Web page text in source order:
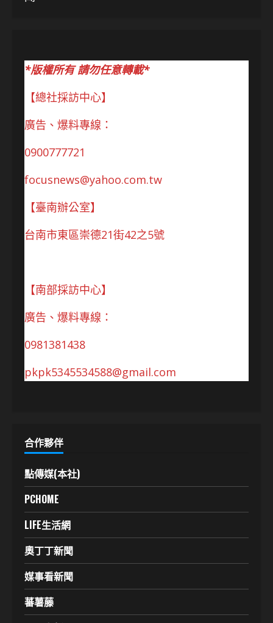
*版權所有 請勿任意轉載*
【總社採訪中心】
廣告、爆料專線：
0900777721
focusnews@yahoo.com.tw
【臺南辦公室】
台南市東區崇德21街42之5號
【南部採訪中心】
廣告、爆料專線：
0981381438
pkpk5345534588@gmail.com
合作夥伴
點傳媒(本社)
PCHOME
LIFE生活網
奧丁丁新聞
媒事看新聞
蕃薯藤